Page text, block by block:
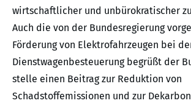
wirtschaftlicher und unbürokratischer
Auch die von der Bundesregierung
Förderung von Elektrofahrzeugen bei
Dienstwagenbesteuerung begrüßt der
stelle einen Beitrag zur Reduktion von
Schadstoffemissionen und zur